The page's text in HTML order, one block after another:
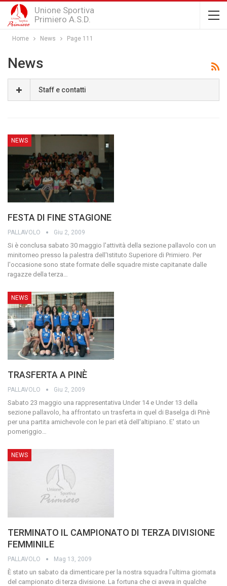
Unione Sportiva
Primiero A.S.D.
Home News Page 111
News
Staff e contatti
NEWS
FESTA DI FINE STAGIONE
PALLAVOLO Giu 2, 2009
Si è conclusa sabato 30 maggio l'attività della sezione pallavolo con un
minitorneo presso la palestra dell'Istituto Superiore di Primiero. Per
l'occasione sono state formate delle squadre miste capitanate dalle
ragazze della terza…
NEWS
TRASFERTA A PINÈ
PALLAVOLO Giu 2, 2009
Sabato 23 maggio una rappresentativa Under 14 e Under 13 della
sezione pallavolo, ha affrontato un trasferta in quel di Baselga di Pinè
per una partita amichevole con le pari età dell'altipiano. E' stato un
pomeriggio…
NEWS
TERMINATO IL CAMPIONATO DI TERZA DIVISIONE
FEMMINILE
PALLAVOLO Mag 13, 2009
È stato un sabato da dimenticare per la nostra squadra l’ultima giornata
del campionato di terza divisione. La fortuna che ci aveva in qualche